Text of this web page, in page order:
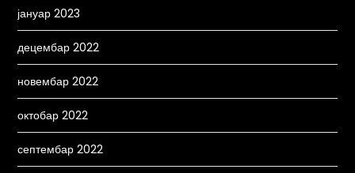
јануар 2023
децембар 2022
новембар 2022
октобар 2022
септембар 2022